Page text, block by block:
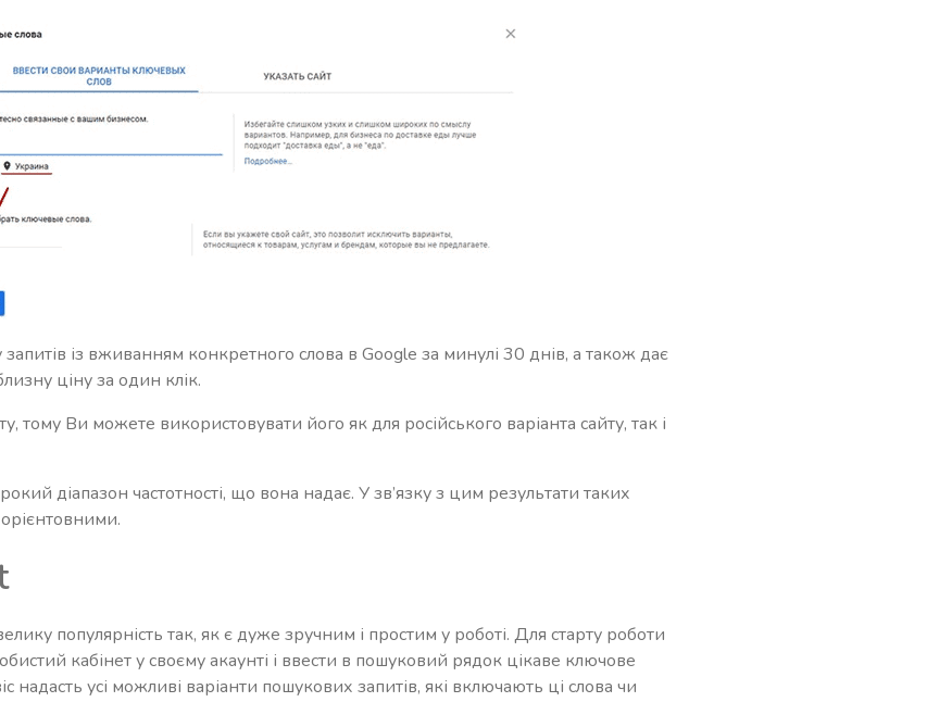
запитів із вживанням конкретного слова в Google за минулі 30 днів, а також дає
ціну за один клік.
тому Ви можете використовувати його як для російського варіанта сайту, так і
діапазон частотності, що вона надає. У зв’язку з цим результати таких
популярність так, як є дуже зручним і простим у роботі. Для старту роботи
кабінет у своєму акаунті і ввести в пошуковий рядок цікаве ключове
надасть усі можливі варіанти пошукових запитів, які включають ці слова чи